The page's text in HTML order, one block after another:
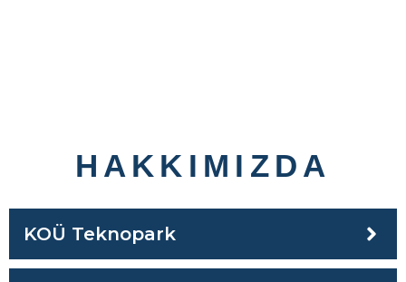
HAKKIMIZDA
KOÜ Teknopark